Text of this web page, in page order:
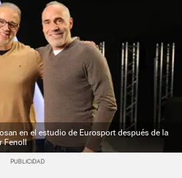
en el estudio de Eurosport después de la
Fenoll